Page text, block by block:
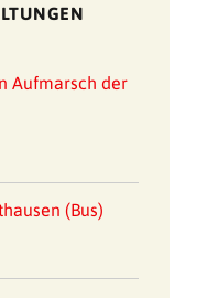
Aufmarsch der
(Bus)